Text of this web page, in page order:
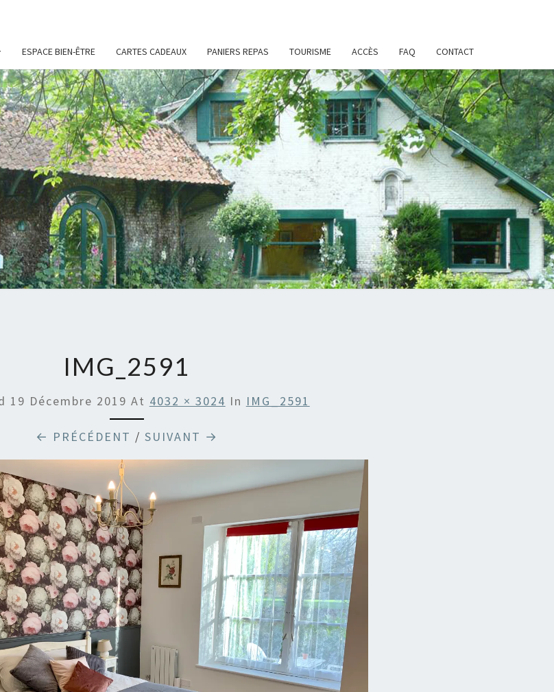
ESPACE BIEN-ÊTRE CARTES CADEAUX PANIERS REPAS TOURISME ACCÈS FAQ CONTACT
LE
MANOIR
EN
ARDRES
Chambres
D'hôtes
Et Gîtes
À Bois-
En-
Ardres
IMG_2591
19 Décembre 2019 At 4032 × 3024 In IMG_2591
← PRÉCÉDENT / SUIVANT →